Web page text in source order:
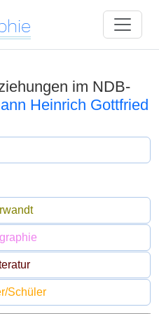
im NDB-
Heinrich Gottfried
Schüler